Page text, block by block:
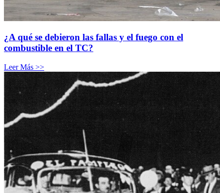
¿A qué se debieron las fallas y el fuego con el
combustible en el TC?
Leer Más >>